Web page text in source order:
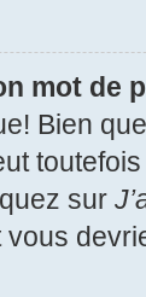
mot de
Bien
sur
vous